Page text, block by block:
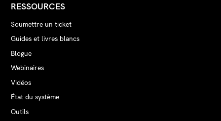
RESSOURCES
Soumettre un ticket
Guides et livres blancs
Blogue
Webinaires
Vidéos
État du système
Outils